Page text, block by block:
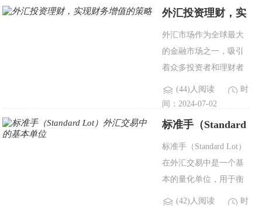
为一种有效的风险管理
发挥着重要作用。本文
将探讨..
外汇投资理财，实
外汇市场作为全球最大
的金融市场之一，吸引
着众多投资者和理财者
的关注。对于想要实现
财务增值的人来说，外
汇投资提供了多样化的
资理财中，一个重要的
考虑因..
(44)人阅读
时
间：2024-07-02
标准手（Standard
的基本单位
标准手（Standard Lot）
在外汇交易中是一个基
本的量化单位，用于衡
量交易规模和风险。本
(42)人阅读
时